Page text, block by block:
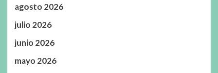
agosto 2026
julio 2026
junio 2026
mayo 2026